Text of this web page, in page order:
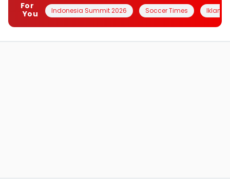
For
You
Indonesia Summit 2026 Soccer Times Iklanin